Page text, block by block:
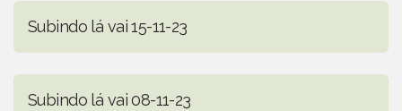
Subindo lá vai 15-11-23
Subindo lá vai 08-11-23